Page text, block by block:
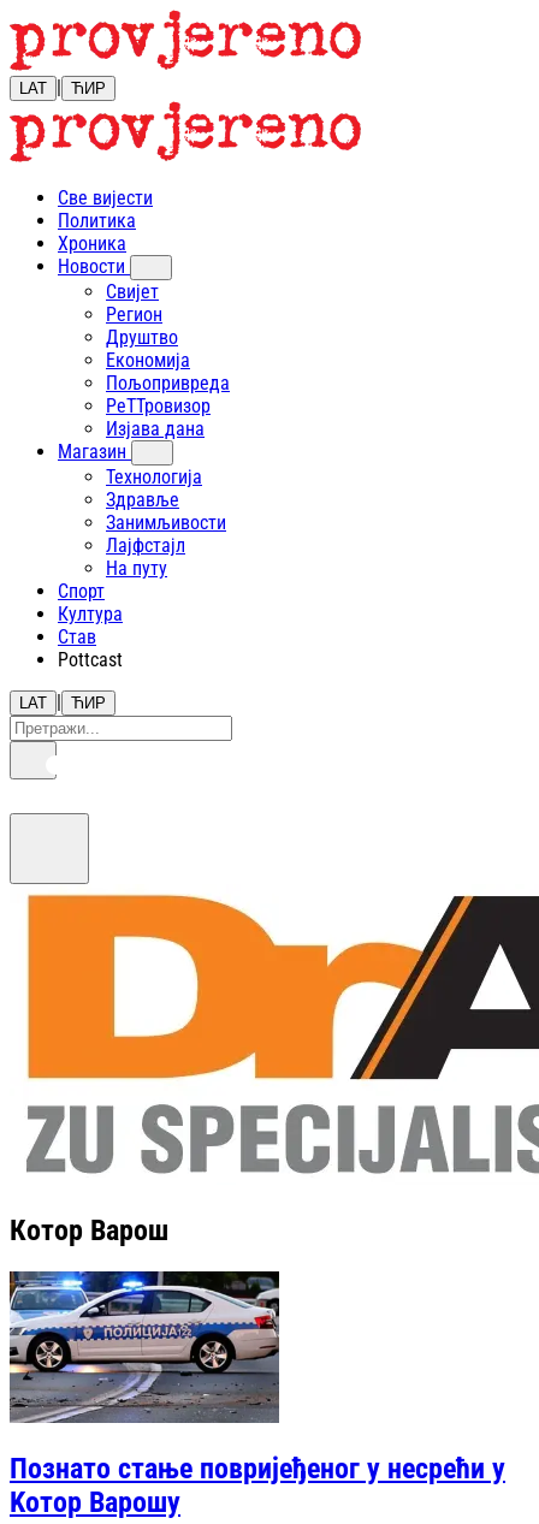
LAT | ЋИР
Све вијести
Политика
Хроника
Новости
Свијет
Регион
Друштво
Економија
Пољопривреда
РеТТровизор
Изјава дана
Магазин
Технологија
Здравље
Занимљивости
Лајфстajл
На путу
Спорт
Култура
Став
Pottcast
LAT | ЋИР
Котор Варош
Познато стање повријеђеног у несрећи у
Kотор Варошу